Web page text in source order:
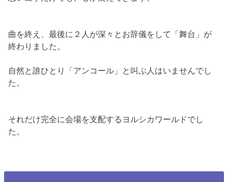
曲を終え、最後に２人が深々とお辞儀をして「舞台」が
終わりました。
自然と誰ひとり「アンコール」と叫ぶ人はいませんでし
た。
それだけ完全に会場を支配するヨルシカワールドでし
た。